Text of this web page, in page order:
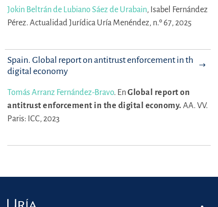
Jokin Beltrán de Lubiano Sáez de Urabain, Isabel Fernández
Pérez. Actualidad Jurídica Uría Menéndez, n.º 67, 2025
Spain. Global report on antitrust enforcement in the
digital economy
Tomás Arranz Fernández-Bravo. EnGlobal report on
antitrust enforcement in the digital economy. AA. VV.
Paris: ICC, 2023